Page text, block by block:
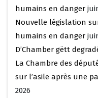
humains en danger
Nouvelle législation
humains en danger
D’Chamber gëtt
La Chambre des
sur l’asile après une
2026